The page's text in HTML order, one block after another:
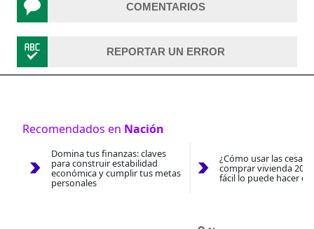
COMENTARIOS
REPORTAR UN ERROR
Recomendados en Nación
Domina tus finanzas: claves
para construir estabilidad
económica y cumplir tus metas
personales
¿Cómo usar las
comprar vivienda
fácil lo puede hacer